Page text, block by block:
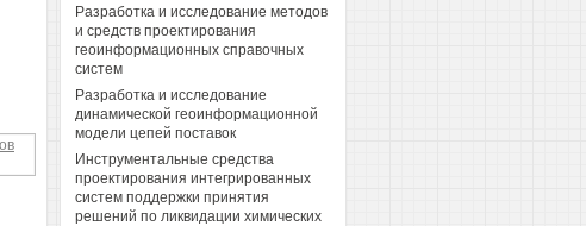
Разработка и исследование методов
и средств проектирования
геоинформационных справочных
систем
Разработка и исследование
динамической геоинформационной
модели цепей поставок
Инструментальные средства
проектирования интегрированных
систем поддержки принятия
решений по ликвидации химических